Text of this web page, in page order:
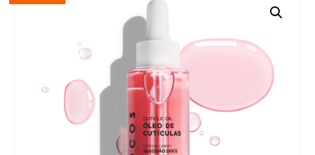
Corpo e Estética
Maquilhagem